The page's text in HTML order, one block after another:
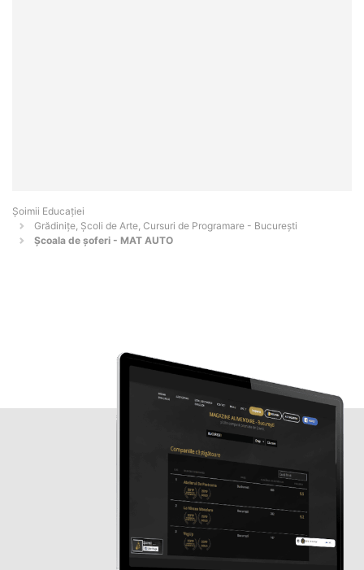
Șoimii Educației
Grădinițe, Școli de Arte, Cursuri de Programare - Bucureşti
Școala de șoferi - MAT AUTO